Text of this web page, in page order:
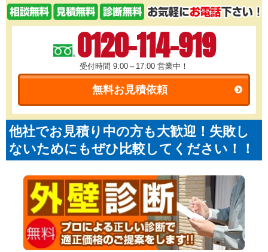
0120-114-919
受付時間 9:00～17:00 営業中！
無料お見積依頼
他社でお見積り中の方も大歓迎！失敗し
ないためにもぜひ比較してください！！